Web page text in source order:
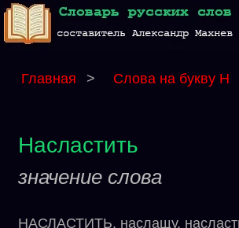
Главная > Слова на букву Н
Насластить
значение слова
НАСЛАСТИТЬ, наслащу,